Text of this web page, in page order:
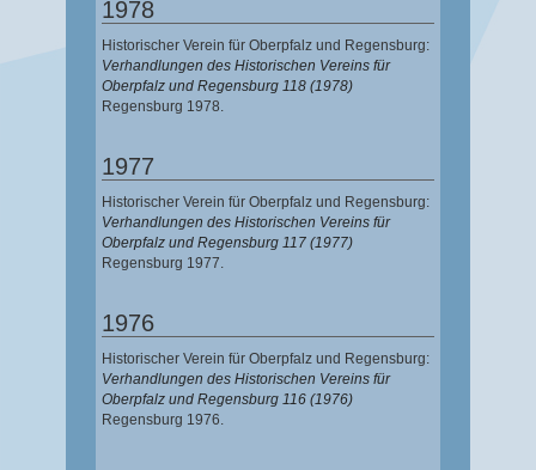
1978
Historischer Verein für Oberpfalz und Regensburg:
Verhandlungen des Historischen Vereins für
Oberpfalz und Regensburg 118 (1978)
Regensburg 1978.
1977
Historischer Verein für Oberpfalz und Regensburg:
Verhandlungen des Historischen Vereins für
Oberpfalz und Regensburg 117 (1977)
Regensburg 1977.
1976
Historischer Verein für Oberpfalz und Regensburg:
Verhandlungen des Historischen Vereins für
Oberpfalz und Regensburg 116 (1976)
Regensburg 1976.